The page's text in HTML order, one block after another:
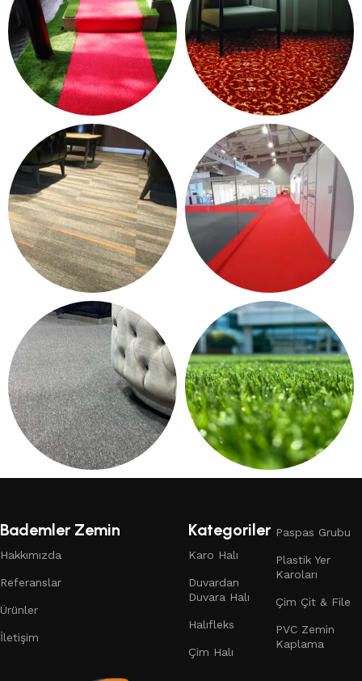
PASPAS - YOLLUK
12 products
KONTRAT HALI - OTEL
HALISI
37 products
KARO HALI
249 products
HALIFLEKS & FUAR HALISI
13 products
Bademler Zemin
Hakkımızda
Referanslar
Ürünler
İletişim
Kategoriler
Karo Halı
Duvardan
Duvara Halı
Halıfleks
Çim Halı
Paspas Grubu
Plastik Yer
Karoları
Çim Çit & File
PVC Zemin
Kaplama